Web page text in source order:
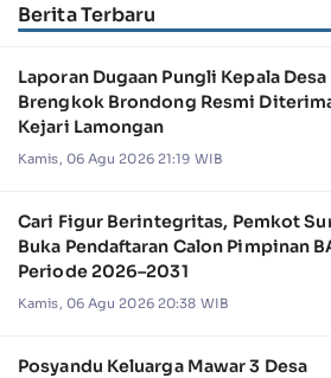
Berita Terbaru
Laporan Dugaan Pungli Kepala Desa
Brengkok Brondong Resmi
Kejari Lamongan
Kamis, 06 Agu 2026 21:19 WIB
Cari Figur Berintegritas, Pemkot
Buka Pendaftaran Calon Pimpinan
Periode 2026–2031
Kamis, 06 Agu 2026 20:38 WIB
Posyandu Keluarga Mawar 3 Desa